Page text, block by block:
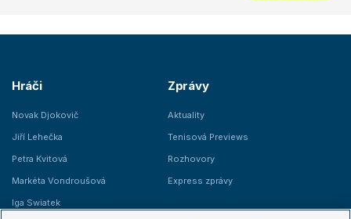
Hráči
Novak Djokovič
Jiří Lehečka
Petra Kvitová
Markéta Vondroušová
Iga Swiatek
Zprávy
Aktuality
Tenisová Previews
Rozhovory
Express zprávy